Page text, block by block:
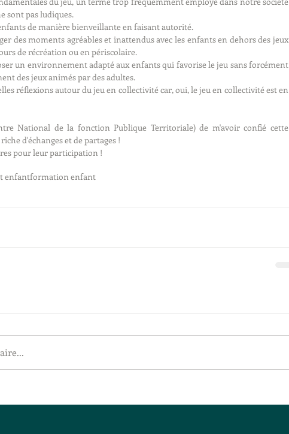
sont pas ludiques.
de manière bienveillante en faisant autorité.
des moments agréables et inattendus avec les enfants en dehors des jeux
de récréation ou en périscolaire.
un environnement adapté aux enfants qui favorise le jeu sans forcément
des jeux animés par des adultes.
réflexions autour du jeu en collectivité car, oui, le jeu en collectivité est en
National de la fonction Publique Territoriale) de m'avoir confié cette
d'échanges et de partages !
pour leur participation !
enfantformation enfant